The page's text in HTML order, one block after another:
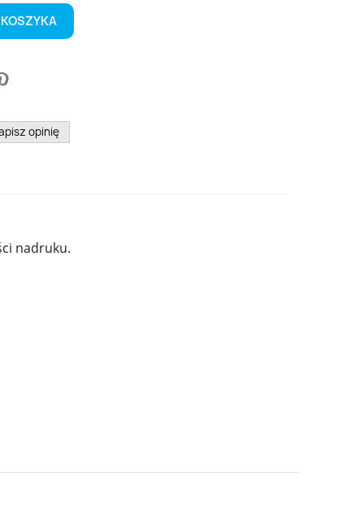
opinię
nadruku.